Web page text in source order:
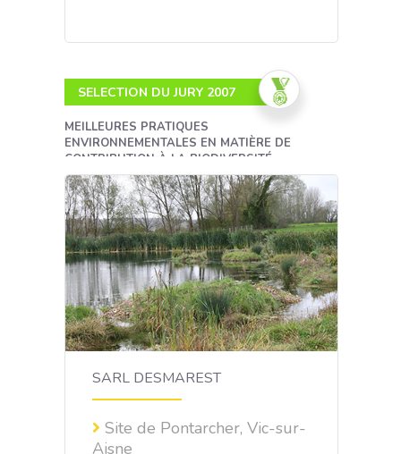
de la maîtrise de l'énergie
SELECTION DU JURY 2007
MEILLEURES PRATIQUES
ENVIRONNEMENTALES EN MATIÈRE DE
CONTRIBUTION À LA BIODIVERSITÉ
Une action
pédagogique en
matière de
biodiversité et
d'archéologie
SARL DESMAREST
Site de Pontarcher, Vic-sur-
Aisne